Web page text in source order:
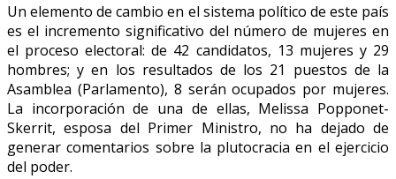
Un elemento de cambio en el sistema político de este país
es el incremento significativo del número de mujeres en
el proceso electoral: de 42 candidatos, 13 mujeres y 29
hombres; y en los resultados de los 21 puestos de la
Asamblea (Parlamento), 8 serán ocupados por mujeres.
La incorporación de una de ellas, Melissa Popponet-
Skerrit, esposa del Primer Ministro, no ha dejado de
generar comentarios sobre la plutocracia en el ejercicio
del poder.